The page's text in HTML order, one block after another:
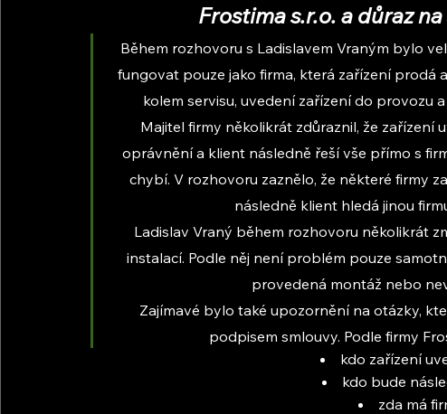
Frostima s.r.o. a důraz
Během rozhovoru s Ladislavem Vraným bylo
fungovat pouze jako firma, která zařízení prodá
kolem servisu, uvedení zařízení do provozu
Majitel firmy několikrát zdůraznil, že
oprávnění a klient následně řeší vše přímo s
chybí. V rozhovoru zaznělo, že některé firmy
následně klient hledá jinou
Ladislav Vraný během rozhovoru několikrát
instalací. Podle něj není problém pouze
provedená montáž nebo
Zajímavé bylo také upozornění na otázky,
podpisem smlouvy. Podle firmy
kdo zařízení
kdo bude
zda má